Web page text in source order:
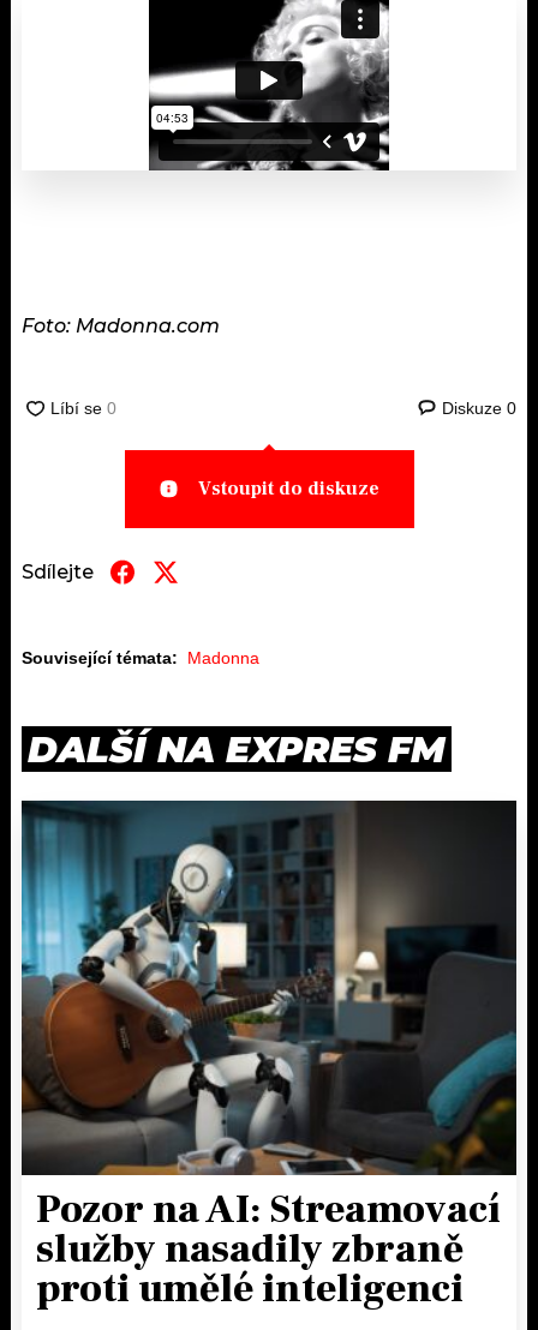
Foto: Madonna.com
Diskuze 0
Vstoupit do diskuze
Sdílejte
Související témata: Madonna
DALŠÍ NA EXPRES FM
Pozor na AI: Streamovací
služby nasadily zbraně
proti umělé inteligenci